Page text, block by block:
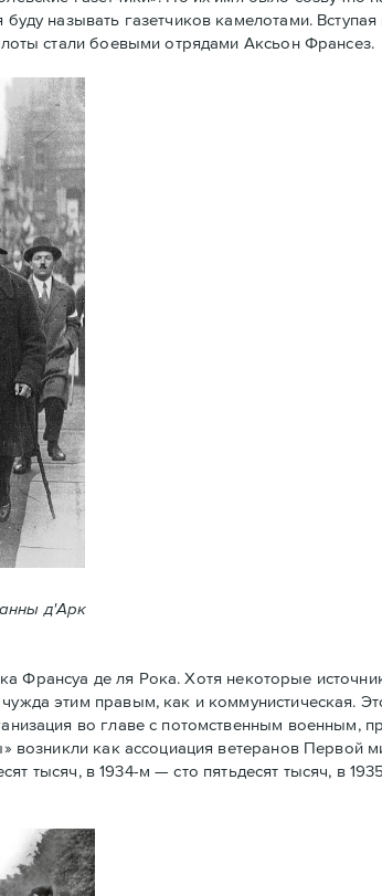
называть газетчиков камелотами. Вступая
стали боевыми отрядами Аксьон Франсез.
д'Арк
Франсуа де ля Рока. Хотя некоторые
этим правым, как и коммунистическая.
во главе с потомственным военным,
возникли как ассоциация ветеранов Первой
тысяч, в 1934-м — сто пятьдесят тысяч, в